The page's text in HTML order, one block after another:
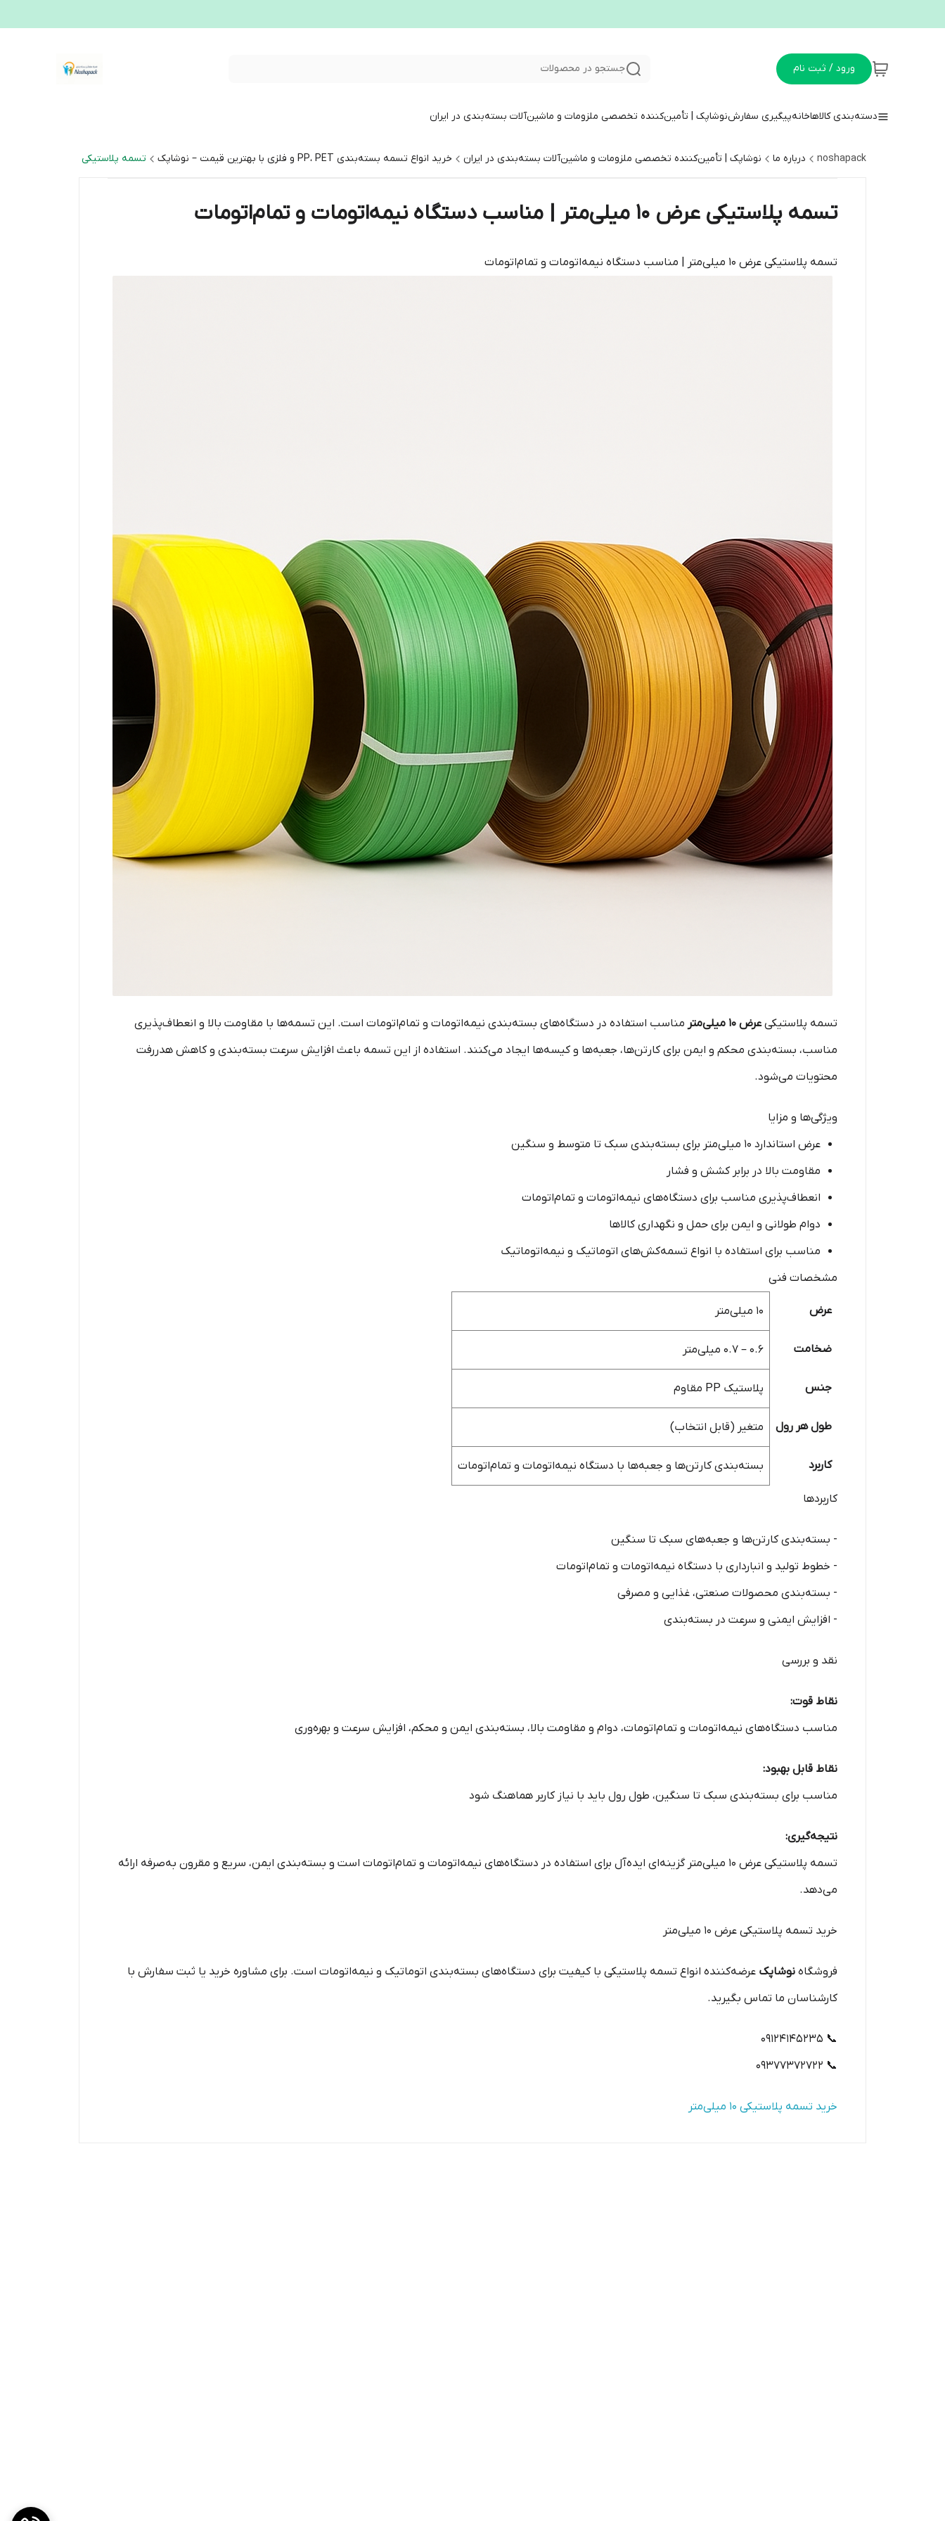
ورود / ثبت نام جستجو در محصولات
دسته‌بندی کالاهاخانهپیگیری سفارشنوشاپک | تأمین‌کننده تخصصی ملزومات و ماشین‌آلات بسته‌بندی در ایران
noshapack درباره ما نوشاپک | تأمین‌کننده تخصصی ملزومات و ماشین‌آلات بسته‌بندی در ایران خرید انواع تسمه بسته‌بندی PP، PET و فلزی با بهترین قیمت – نوشاپک تسمه پلاستیکی عرض ۱۰ میلی‌متر | مناسب دستگاه نیمه‌اتومات و تمام‌اتومات
تسمه پلاستیکی عرض ۱۰ میلی‌متر | مناسب دستگاه نیمه‌اتومات و تمام‌اتومات
تسمه پلاستیکی عرض ۱۰ میلی‌متر | مناسب دستگاه نیمه‌اتومات و تمام‌اتومات
تسمه پلاستیکیعرض ۱۰ میلی‌متر
مناسب استفاده در دستگاه‌های بسته‌بندی نیمه‌اتومات و تمام‌اتومات است. این تسمه‌ها با مقاومت بالا و انعطاف‌پذیری
مناسب، بسته‌بندی محکم و ایمن برای کارتن‌ها، جعبه‌ها و کیسه‌ها ایجاد می‌کنند. استفاده از این تسمه باعث افزایش سرعت بسته‌بندی و کاهش هدررفت
محتویات می‌شود.
ویژگی‌ها و مزایا
عرض استاندارد ۱۰ میلی‌متر برای بسته‌بندی سبک تا متوسط و سنگین
مقاومت بالا در برابر کشش و فشار
انعطاف‌پذیری مناسب برای دستگاه‌های نیمه‌اتومات و تمام‌اتومات
دوام طولانی و ایمن برای حمل و نگهداری کالاها
مناسب برای استفاده با انواع تسمه‌کش‌های اتوماتیک و نیمه‌اتوماتیک
مشخصات فنی
عرض ۱۰ میلی‌متر
ضخامت ۰.۶ – ۰.۷ میلی‌متر
جنس پلاستیک PP مقاوم
طول هر رول متغیر (قابل انتخاب)
کاربرد بسته‌بندی کارتن‌ها و جعبه‌ها با دستگاه نیمه‌اتومات و تمام‌اتومات
کاربردها
- بسته‌بندی کارتن‌ها و جعبه‌های سبک تا سنگین
- خطوط تولید و انبارداری با دستگاه نیمه‌اتومات و تمام‌اتومات
- بسته‌بندی محصولات صنعتی، غذایی و مصرفی
- افزایش ایمنی و سرعت در بسته‌بندی
نقد و بررسی
نقاط قوت:
مناسب دستگاه‌های نیمه‌اتومات و تمام‌اتومات، دوام و مقاومت بالا، بسته‌بندی ایمن و محکم، افزایش سرعت و بهره‌وری
نقاط قابل بهبود:
مناسب برای بسته‌بندی سبک تا سنگین، طول رول باید با نیاز کاربر هماهنگ شود
نتیجه‌گیری:
تسمه پلاستیکی عرض ۱۰ میلی‌متر گزینه‌ای ایده‌آل برای استفاده در دستگاه‌های نیمه‌اتومات و تمام‌اتومات است و بسته‌بندی ایمن، سریع و مقرون به‌صرفه ارائه
می‌دهد.
خرید تسمه پلاستیکی عرض ۱۰ میلی‌متر
فروشگاه نوشاپک عرضه‌کننده انواع تسمه پلاستیکی با کیفیت برای دستگاه‌های بسته‌بندی اتوماتیک و نیمه‌اتومات است. برای مشاوره خرید یا ثبت سفارش با
کارشناسان ما تماس بگیرید.
📞 ۰۹۱۲۴۱۴۵۲۳۵
📞 ۰۹۳۷۷۳۷۲۷۲۲
خرید تسمه پلاستیکی ۱۰ میلی‌متر